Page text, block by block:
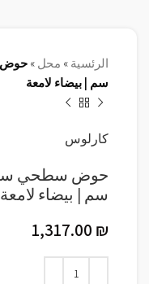
الرئسية » محل »
سم | بيضاء لامعة
كارلوس
سم | بيضاء لامعة
1,317.00 ₪